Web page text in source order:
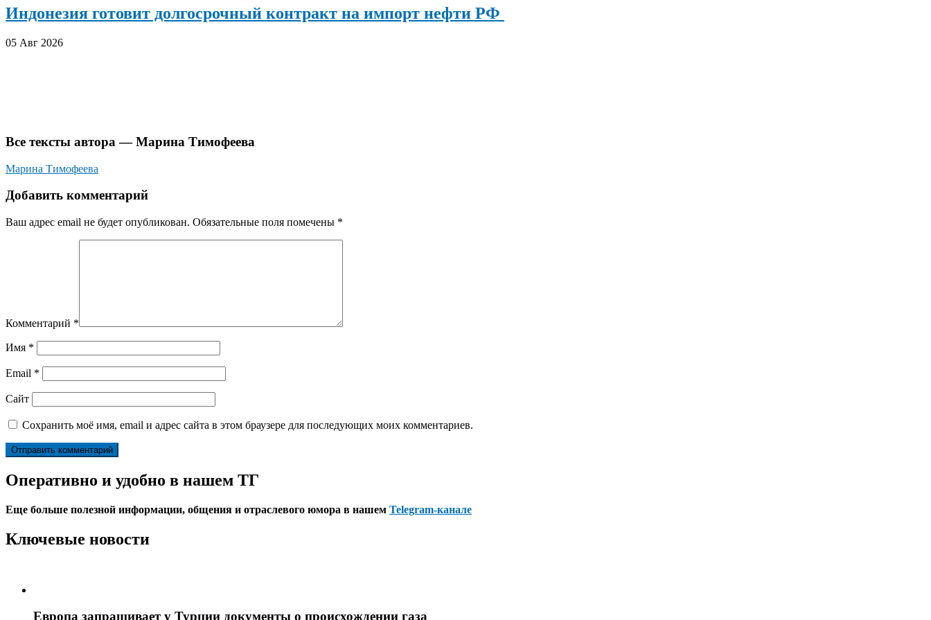
Индонезия готовит долгосрочный контракт на импорт нефти РФ
05 Авг 2026
Все тексты автора — Марина Тимофеева
Марина Тимофеева
Добавить комментарий
Ваш адрес email не будет опубликован. Обязательные поля помечены *
Комментарий *
Имя *
Email *
Сайт
Сохранить моё имя, email и адрес сайта в этом браузере для последующих моих комментариев.
Оперативно и удобно в нашем ТГ
Еще больше полезной информации, общения и отраслевого юмора в нашем Telegram-канале
Ключевые новости
Европа запрашивает у Турции документы о происхождении газа